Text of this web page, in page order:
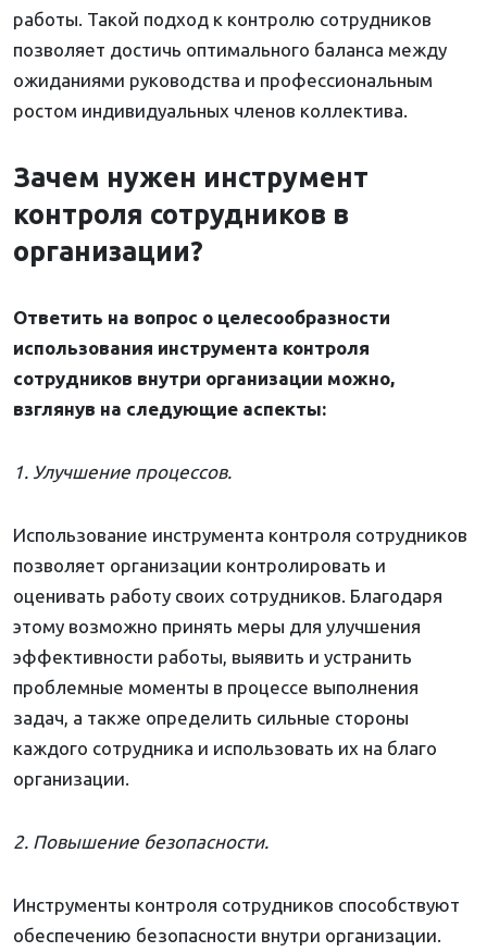
работы. Такой подход к контролю сотрудников
позволяет достичь оптимального баланса между
ожиданиями руководства и профессиональным
ростом индивидуальных членов коллектива.
Зачем нужен инструмент
контроля сотрудников в
организации?
Ответить на вопрос о целесообразности
использования инструмента контроля
сотрудников внутри организации можно,
взглянув на следующие аспекты:
1. Улучшение процессов.
Использование инструмента контроля сотрудников
позволяет организации контролировать и
оценивать работу своих сотрудников. Благодаря
этому возможно принять меры для улучшения
эффективности работы, выявить и устранить
проблемные моменты в процессе выполнения
задач, а также определить сильные стороны
каждого сотрудника и использовать их на благо
организации.
2. Повышение безопасности.
Инструменты контроля сотрудников способствуют
обеспечению безопасности внутри организации.